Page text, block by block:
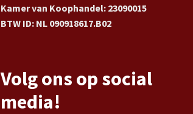
Kamer van Koophandel: 23090015
BTW ID: NL 090918617.B02
Volg ons op social
media!